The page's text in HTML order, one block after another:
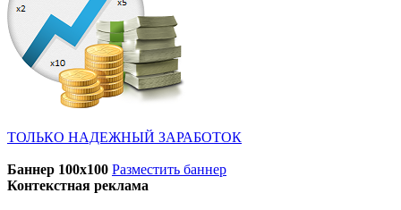
ТОЛЬКО НАДЕЖНЫЙ ЗАРАБОТОК
Баннер 100x100 Разместить баннер
Контекстная реклама